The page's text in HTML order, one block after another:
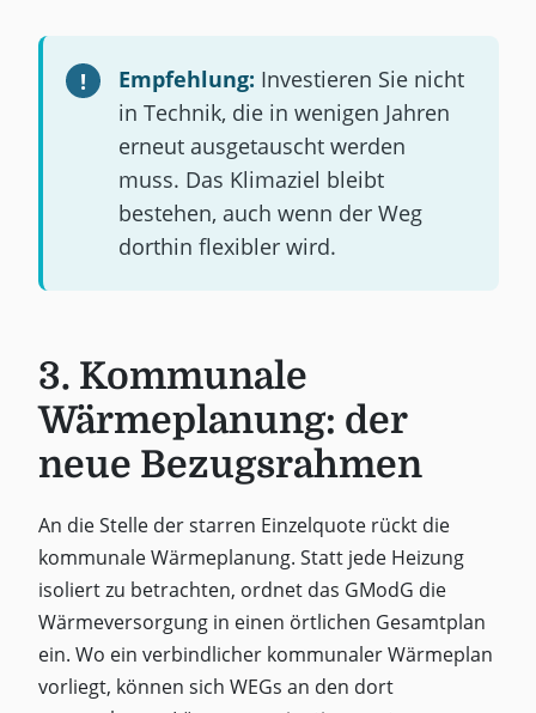
Empfehlung: Investieren Sie nicht
in Technik, die in wenigen Jahren
erneut ausgetauscht werden
muss. Das Klimaziel bleibt
bestehen, auch wenn der Weg
dorthin flexibler wird.
3. Kommunale
Wärmeplanung: der
neue Bezugsrahmen
An die Stelle der starren Einzelquote rückt die
kommunale Wärmeplanung. Statt jede Heizung
isoliert zu betrachten, ordnet das GModG die
Wärmeversorgung in einen örtlichen Gesamtplan
ein. Wo ein verbindlicher kommunaler Wärmeplan
vorliegt, können sich WEGs an den dort